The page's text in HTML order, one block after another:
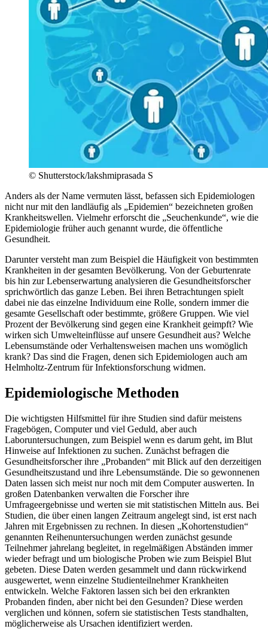
© Shutterstock/lakshmiprasada S
Anders als der Name vermuten lässt, befassen sich Epidemiologen
nicht nur mit den landläufig als „Epidemien“ bezeichneten großen
Krankheitswellen. Vielmehr erforscht die „Seuchenkunde“, wie die
Epidemiologie früher auch genannt wurde, die öffentliche
Gesundheit.
Darunter versteht man zum Beispiel die Häufigkeit von bestimmten
Krankheiten in der gesamten Bevölkerung. Von der Geburtenrate
bis hin zur Lebenserwartung analysieren die Gesundheitsforscher
sprichwörtlich das ganze Leben. Bei ihren Betrachtungen spielt
dabei nie das einzelne Individuum eine Rolle, sondern immer die
gesamte Gesellschaft oder bestimmte, größere Gruppen. Wie viel
Prozent der Bevölkerung sind gegen eine Krankheit geimpft? Wie
wirken sich Umwelteinflüsse auf unsere Gesundheit aus? Welche
Lebensumstände oder Verhaltensweisen machen uns womöglich
krank? Das sind die Fragen, denen sich Epidemiologen auch am
Helmholtz-Zentrum für Infektionsforschung widmen.
Epidemiologische Methoden
Die wichtigsten Hilfsmittel für ihre Studien sind dafür meistens
Fragebögen, Computer und viel Geduld, aber auch
Laboruntersuchungen, zum Beispiel wenn es darum geht, im Blut
Hinweise auf Infektionen zu suchen. Zunächst befragen die
Gesundheitsforscher ihre „Probanden“ mit Blick auf den derzeitigen
Gesundheitszustand und ihre Lebensumstände. Die so gewonnenen
Daten lassen sich meist nur noch mit dem Computer auswerten. In
großen Datenbanken verwalten die Forscher ihre
Umfrageergebnisse und werten sie mit statistischen Mitteln aus. Bei
Studien, die über einen langen Zeitraum angelegt sind, ist erst nach
Jahren mit Ergebnissen zu rechnen. In diesen „Kohortenstudien“
genannten Reihenuntersuchungen werden zunächst gesunde
Teilnehmer jahrelang begleitet, in regelmäßigen Abständen immer
wieder befragt und um biologische Proben wie zum Beispiel Blut
gebeten. Diese Daten werden gesammelt und dann rückwirkend
ausgewertet, wenn einzelne Studienteilnehmer Krankheiten
entwickeln. Welche Faktoren lassen sich bei den erkrankten
Probanden finden, aber nicht bei den Gesunden? Diese werden
verglichen und können, sofern sie statistischen Tests standhalten,
möglicherweise als Ursachen identifiziert werden.